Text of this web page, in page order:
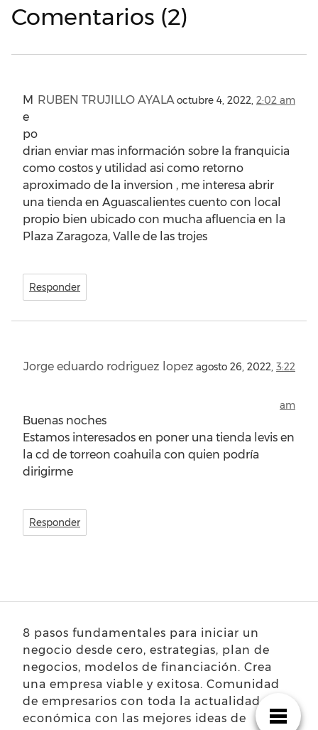
Comentarios (2)
RUBEN TRUJILLO AYALA octubre 4, 2022, 2:02 am
M
e
po
drian enviar mas información sobre la franquicia
como costos y utilidad asi como retorno
aproximado de la inversion , me interesa abrir
una tienda en Aguascalientes cuento con local
propio bien ubicado con mucha afluencia en la
Plaza Zaragoza, Valle de las trojes
Responder
Jorge eduardo rodriguez lopez agosto 26, 2022, 3:22
am
Buenas noches
Estamos interesados en poner una tienda levis en
la cd de torreon coahuila con quien podría
dirigirme
Responder
8 pasos fundamentales para iniciar un
negocio desde cero, estrategias, plan de
negocios, modelos de financiación. Crea
una empresa viable y exitosa. Comunidad
de empresarios con toda la actualidad
económica con las mejores ideas de